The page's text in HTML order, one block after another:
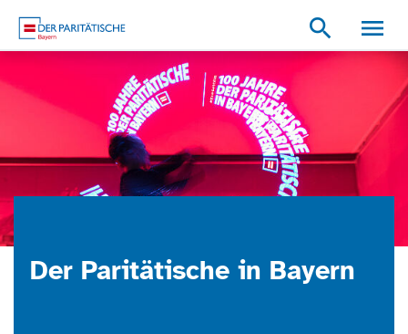
search
Der Paritätische in Bayern